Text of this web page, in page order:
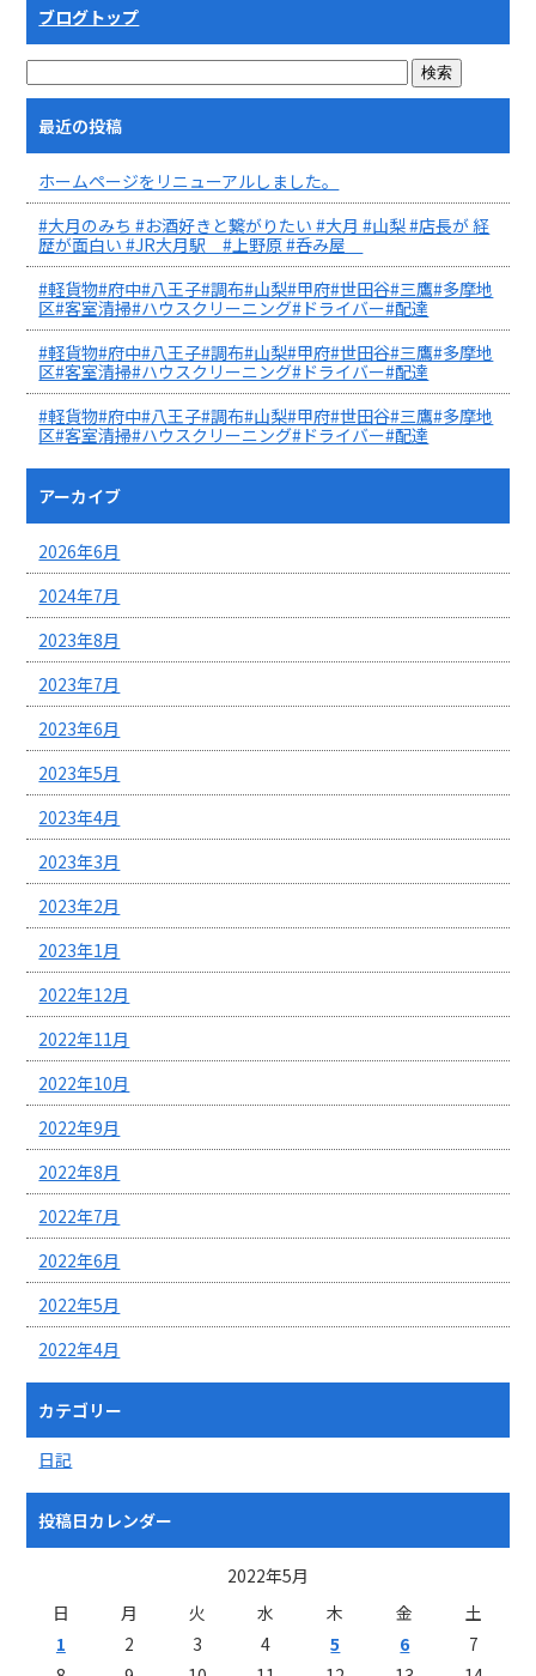
ブログトップ
最近の投稿
ホームページをリニューアルしました。
#大月のみち #お酒好きと繋がりたい #大月 #山梨 #店長が 経
歴が面白い #JR大月駅 #上野原 #呑み屋
#軽貨物#府中#八王子#調布#山梨#甲府#世田谷#三鷹#多摩地
区#客室清掃#ハウスクリーニング#ドライバー#配達
#軽貨物#府中#八王子#調布#山梨#甲府#世田谷#三鷹#多摩地
区#客室清掃#ハウスクリーニング#ドライバー#配達
#軽貨物#府中#八王子#調布#山梨#甲府#世田谷#三鷹#多摩地
区#客室清掃#ハウスクリーニング#ドライバー#配達
アーカイブ
2026年6月
2024年7月
2023年8月
2023年7月
2023年6月
2023年5月
2023年4月
2023年3月
2023年2月
2023年1月
2022年12月
2022年11月
2022年10月
2022年9月
2022年8月
2022年7月
2022年6月
2022年5月
2022年4月
カテゴリー
日記
投稿日カレンダー
2022年5月
日
月 火 水 木 金
土
1
2 3 4 5 6
7